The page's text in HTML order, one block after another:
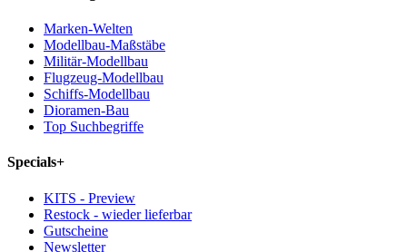
Marken-Welten
Modellbau-Maßstäbe
Militär-Modellbau
Flugzeug-Modellbau
Schiffs-Modellbau
Dioramen-Bau
Top Suchbegriffe
Specials+
KITS - Preview
Restock - wieder lieferbar
Gutscheine
Newsletter